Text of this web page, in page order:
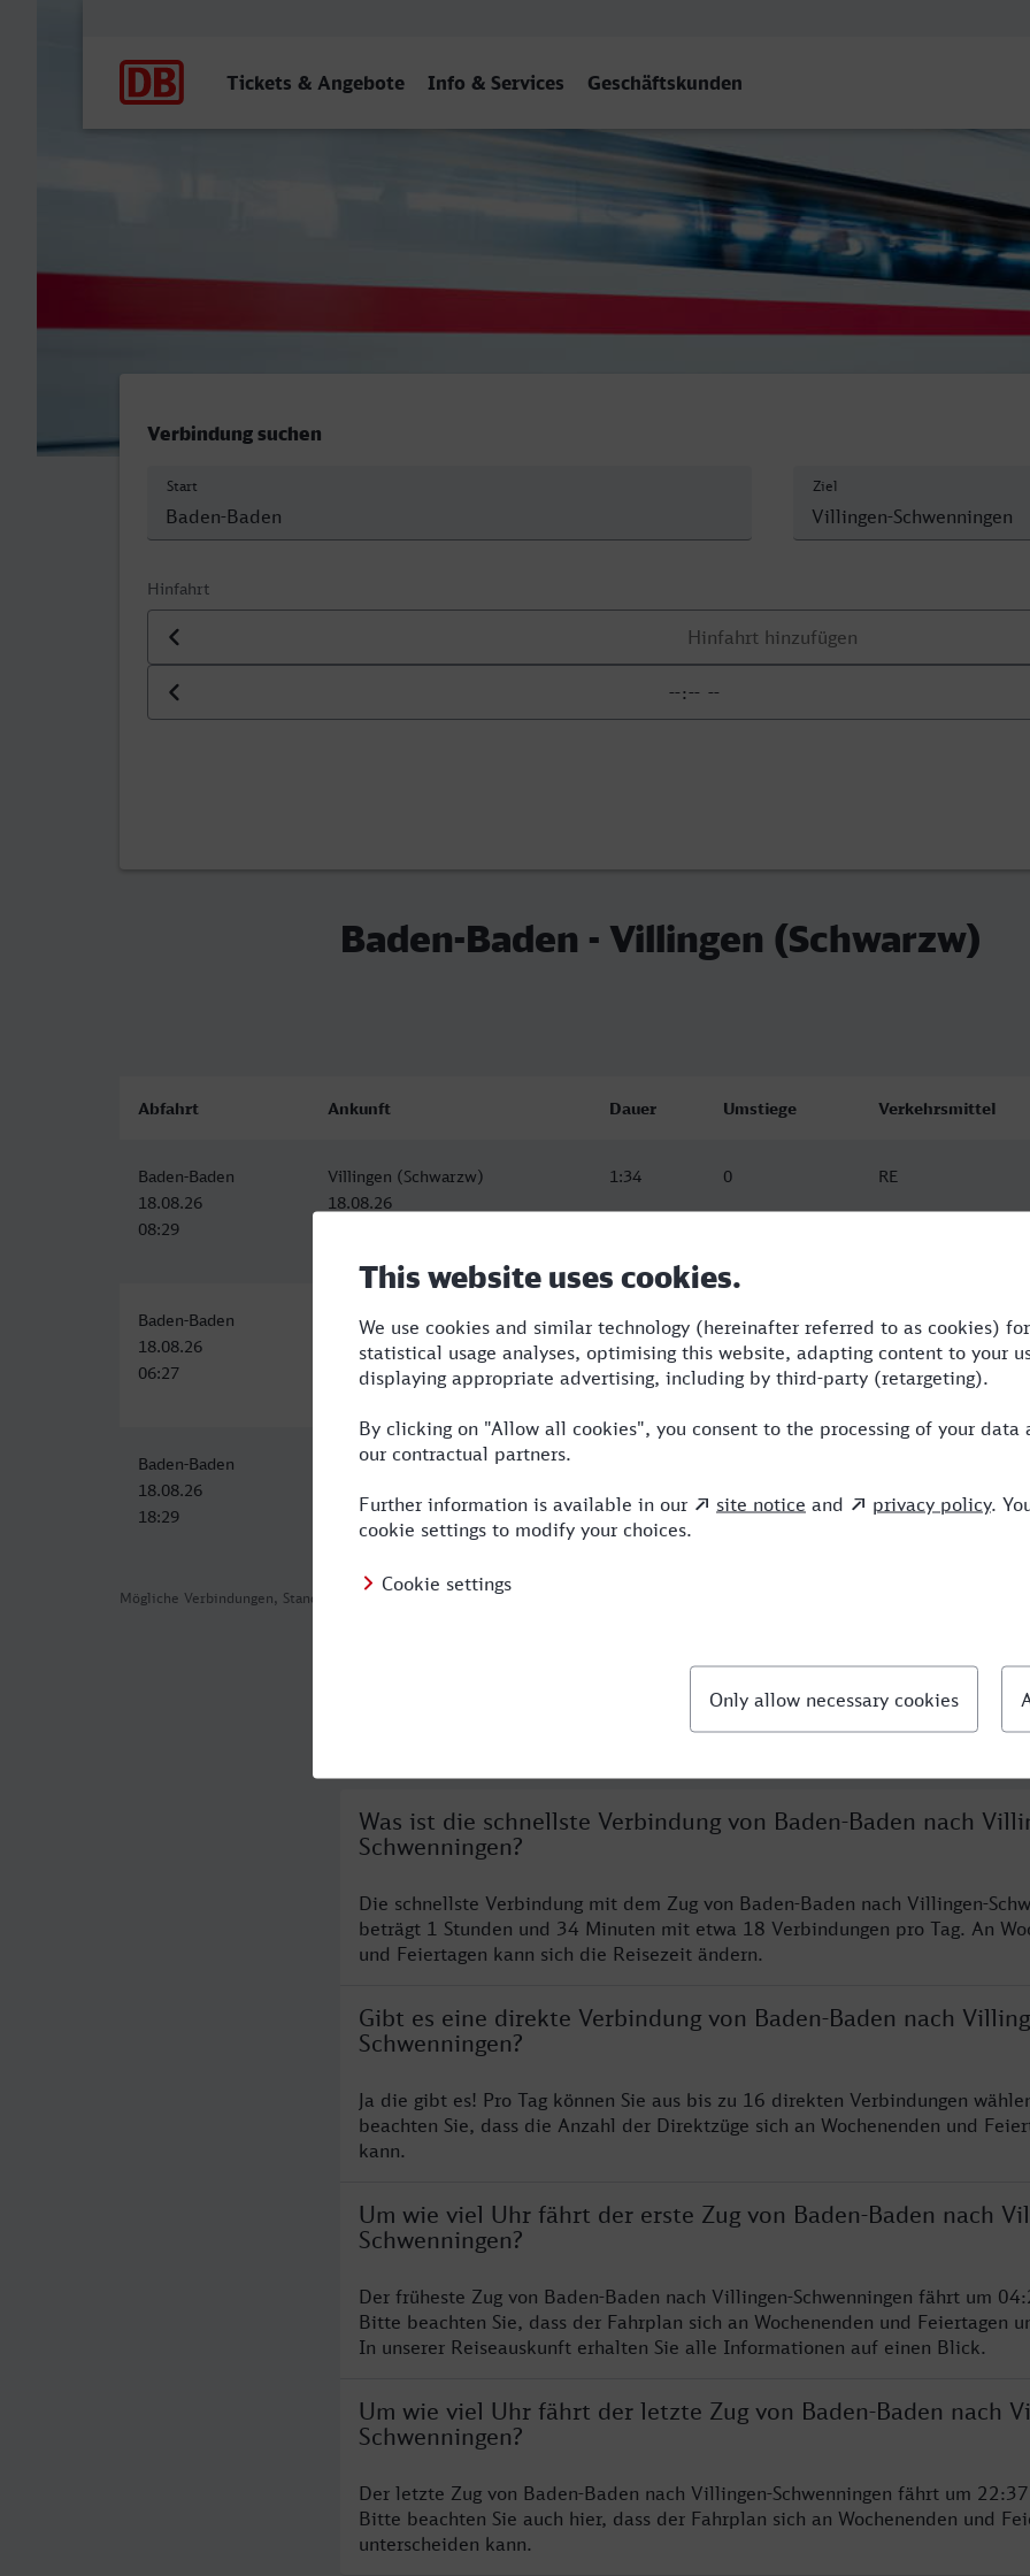
Tickets & Angebote Info & Services Geschäftskunden
Baden-Baden - Villingen (Schwarzw)
Verbindung suchen
Start Ziel
Hinfahrt
Datum der Hinfahrt
Uhrzeit der Hinfahrt
Baden-Baden - Villingen (Schwarzw)
Mögliche Verbindungen, Stand: 2026-08-04 09:42
Abfahrt Ankunft Dauer Umstiege Verkehrsmittel
Baden-Baden
18.08.26
08:29
Villingen (Schwarzw)
18.08.26
1:34 0 RE
Baden-Baden
18.08.26
06:27
Villingen (Schwarzw)
18.08.26
08:03
1:36 RE
Baden-Baden
18.08.26
18:29
Villingen (Schwarzw)
20:03
Was ist die schnellste Verbindung von Baden-Baden nach
Schwenningen?
Die schnellste Verbindung mit dem Zug von Baden-Baden nach Villingen-
beträgt 1 Stunden und 34 Minuten mit etwa 18 Verbindungen pro Tag. An
und Feiertagen kann sich die Reisezeit ändern.
Gibt es eine direkte Verbindung von Baden-Baden nach
Schwenningen?
Ja die gibt es! Pro Tag können Sie aus bis zu 16 direkten Verbindungen
beachten Sie, dass die Anzahl der Direktzüge sich an Wochenenden und
kann.
Um wie viel Uhr fährt der erste Zug von Baden-Baden nach
Schwenningen?
Der früheste Zug von Baden-Baden nach Villingen-Schwenningen fährt um
Bitte beachten Sie, dass der Fahrplan sich an Wochenenden und Feiertagen
In unserer Reiseauskunft erhalten Sie alle Informationen auf einen Blick.
Um wie viel Uhr fährt der letzte Zug von Baden-Baden nach
Schwenningen?
Der letzte Zug von Baden-Baden nach Villingen-Schwenningen fährt um
Bitte beachten Sie auch hier, dass der Fahrplan sich an Wochenenden und
unterscheiden kann.